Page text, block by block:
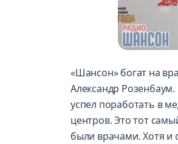
«Шансон» богат на
Александр
успел поработать в
центров. Это тот
были врачами. Хотя и